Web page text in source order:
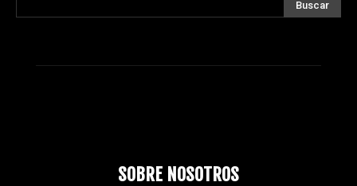
SOBRE NOSOTROS